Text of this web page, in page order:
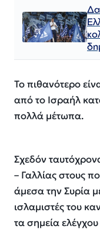
Το πιθανότερο
από το Ισραήλ
πολλά μέτωπα.
Σχεδόν
– Γαλλίας στους
άμεσα την Συρία
ισλαμιστές του
τα σημεία